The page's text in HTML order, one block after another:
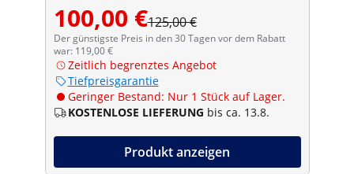
100,00 €125,00 €
Der günstigste Preis in den 30 Tagen vor dem Rabatt
war: 119,00 €
Zeitlich begrenztes Angebot
Tiefpreisgarantie
Geringer Bestand: Nur 1 Stück auf Lager.
KOSTENLOSE LIEFERUNG bis ca. 13.8.
Produkt anzeigen